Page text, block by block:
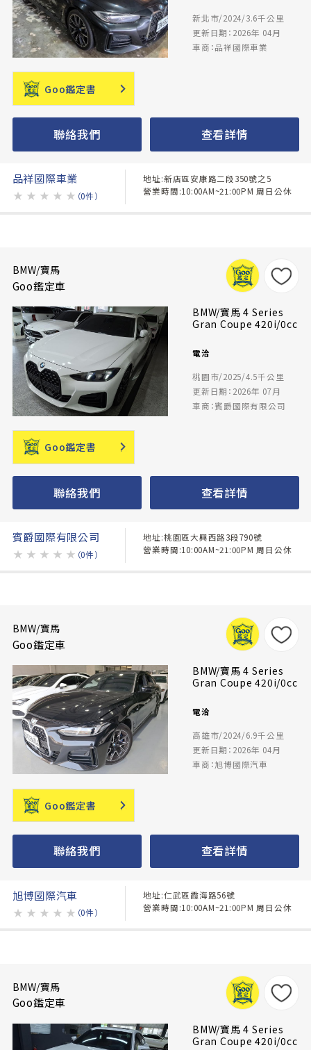
新北市/2024/3.6千公里
更新日期：2026年 04月
車商：品祥國際車業
Goo鑑定書
聯絡我們 查看詳情
品祥國際車業
★ ★ ★ ★ ★ （0件）
地址:新店區安康路二段350號之5
營業時間:10:00AM~21:00PM 周日公休
BMW/寶馬
Goo鑑定車
BMW/寶馬 4 Series
Gran Coupe 420i/0cc
電洽
桃園市/2025/4.5千公里
更新日期：2026年 07月
車商：賓爵國際有限公司
Goo鑑定書
聯絡我們 查看詳情
賓爵國際有限公司
★ ★ ★ ★ ★ （0件）
地址:桃園區大興西路3段790號
營業時間:10:00AM~21:00PM 周日公休
BMW/寶馬
Goo鑑定車
BMW/寶馬 4 Series
Gran Coupe 420i/0cc
電洽
高雄市/2024/6.9千公里
更新日期：2026年 04月
車商：旭博國際汽車
Goo鑑定書
聯絡我們 查看詳情
旭博國際汽車
★ ★ ★ ★ ★ （0件）
地址:仁武區霞海路56號
營業時間:10:00AM~21:00PM 周日公休
BMW/寶馬
Goo鑑定車
BMW/寶馬 4 Series
Gran Coupe 420i/0cc